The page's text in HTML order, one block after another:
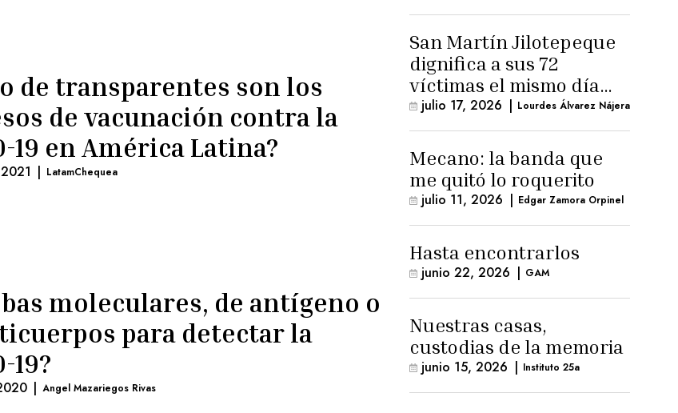
de transparentes son los
de vacunación contra la
19 en América Latina?
| LatamChequea
moleculares, de antígeno o
para detectar la
19?
| Angel Mazariegos Rivas
San Martín Jilotepeque
dignifica a sus 72
víctimas el mismo día
que Benedicto Lucas
logra arresto
domiciliario
julio 17, 2026 | Lourdes Álvarez Nájera
Mecano: la banda que
me quitó lo roquerito
julio 11, 2026 | Edgar Zamora Orpinel
Hasta encontrarlos
junio 22, 2026 | GAM
Nuestras casas,
custodias de la memoria
junio 15, 2026 | Instituto 25a